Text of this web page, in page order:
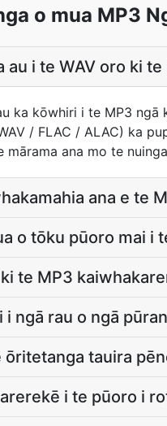
o mua MP3
au i te WAV oro ki
ka kōwhiri i te MP3
/ FLAC / ALAC) ka
mārama ana mo te
ana e te
o tōku pūoro mai i
te MP3
ngā rau o ngā
tauira
i te pūoro i